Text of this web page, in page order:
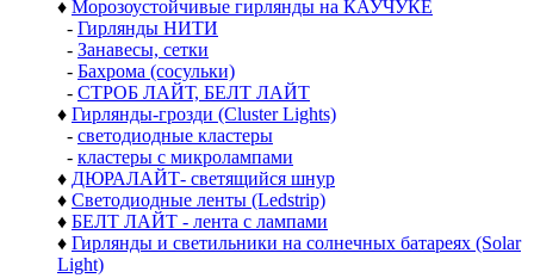
♦ Морозоустойчивые гирлянды на КАУЧУКЕ
- Гирлянды НИТИ
- Занавесы, сетки
- Бахрома (сосульки)
- СТРОБ ЛАЙТ, БЕЛТ ЛАЙТ
♦ Гирлянды-грозди (Cluster Lights)
- светодиодные кластеры
- кластеры с микролампами
♦ ДЮРАЛАЙТ- светящийся шнур
♦ Светодиодные ленты (Ledstrip)
♦ БЕЛТ ЛАЙТ - лента с лампами
♦ Гирлянды и светильники на солнечных батареях (Solar
Light)